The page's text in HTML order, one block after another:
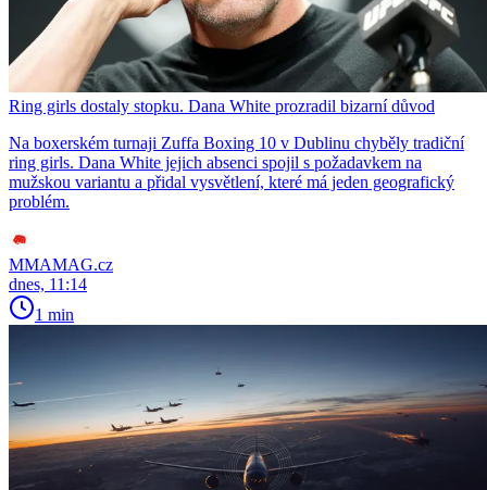
Ring girls dostaly stopku. Dana White prozradil bizarní důvod
Na boxerském turnaji Zuffa Boxing 10 v Dublinu chyběly tradiční
ring girls. Dana White jejich absenci spojil s požadavkem na
mužskou variantu a přidal vysvětlení, které má jeden geografický
problém.
MMAMAG.cz
dnes, 11:14
1 min